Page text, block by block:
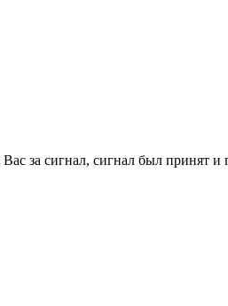
Вас за сигнал, сигнал был